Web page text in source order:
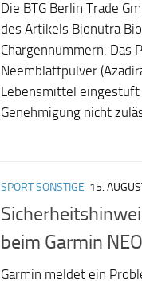
Die BTG Berlin Trade
des Artikels Bionutra
Chargennummern. Das
Neemblattpulver
Lebensmittel
Genehmigung nicht
SPORT SONSTIGE 15.
beim Garmin
Garmin meldet ein